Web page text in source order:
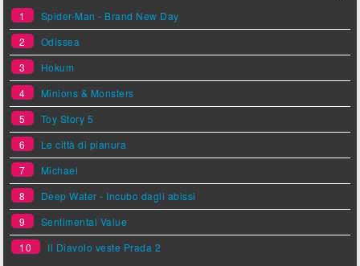
1
Spider-Man - Brand New Day
2
Odissea
3
Hokum
4
Minions & Monsters
5
Toy Story 5
6
Le città di pianura
7
Michael
8
Deep Water - Incubo dagli abissi
9
Sentimental Value
10
Il Diavolo veste Prada 2